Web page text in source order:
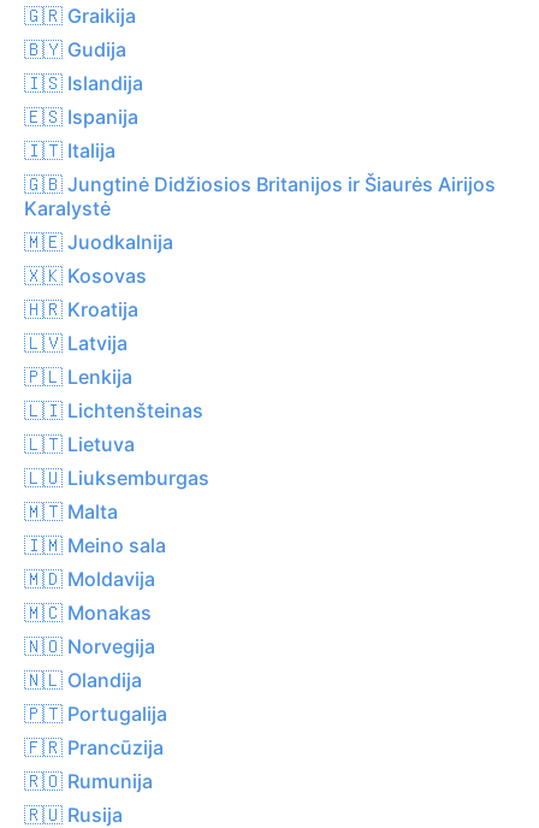
🇬🇷 Graikija
🇧🇾 Gudija
🇮🇸 Islandija
🇪🇸 Ispanija
🇮🇹 Italija
🇬🇧 Jungtinė Didžiosios Britanijos ir Šiaurės Airijos
Karalystė
🇲🇪 Juodkalnija
🇽🇰 Kosovas
🇭🇷 Kroatija
🇱🇻 Latvija
🇵🇱 Lenkija
🇱🇮 Lichtenšteinas
🇱🇹 Lietuva
🇱🇺 Liuksemburgas
🇲🇹 Malta
🇮🇲 Meino sala
🇲🇩 Moldavija
🇲🇨 Monakas
🇳🇴 Norvegija
🇳🇱 Olandija
🇵🇹 Portugalija
🇫🇷 Prancūzija
🇷🇴 Rumunija
🇷🇺 Rusija